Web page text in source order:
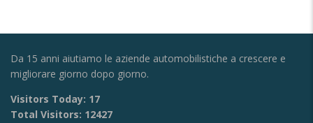
Da 15 anni aiutiamo le aziende automobilistiche a crescere e
migliorare giorno dopo giorno.
Visitors Today: 17
Total Visitors: 12427